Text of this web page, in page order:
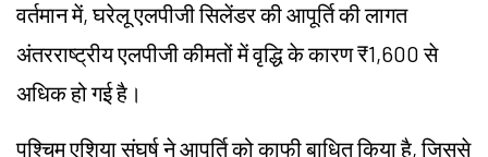
वर्तमान में, घरेलू एलपीजी सिलेंडर की आपूर्ति की लागत
अंतरराष्ट्रीय एलपीजी कीमतों में वृद्धि के कारण ₹1,600 से
अधिक हो गई है।
पश्चिम एशिया संघर्ष ने आपूर्ति को काफी बाधित किया है, जिससे